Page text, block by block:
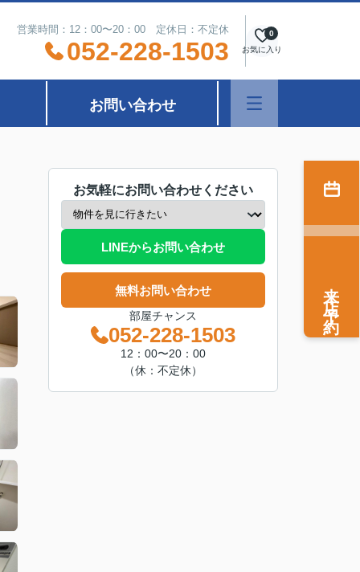
営業時間：12：00〜20：00 定休日：不定休
052-228-1503 お気に入り
0
お問い合わせ
お気軽にお問い合わせください
LINEからお問い合わせ
無料お問い合わせ
部屋チャンス
052-228-1503
12：00〜20：00
（休：不定休）
来店予約